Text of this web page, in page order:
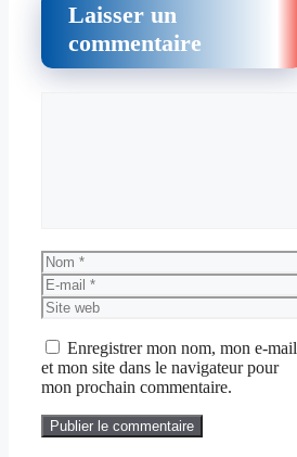
Laisser un
commentaire
Nom
E-
mail
Site
web
Enregistrer mon nom, mon e-mail
et mon site dans le navigateur pour
mon prochain commentaire.